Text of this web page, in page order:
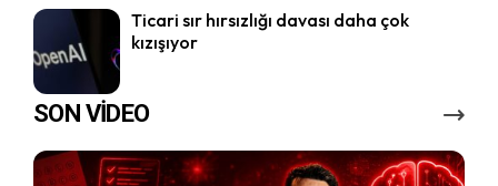
Ticari sır hırsızlığı davası daha çok
kızışıyor
SON VİDEO